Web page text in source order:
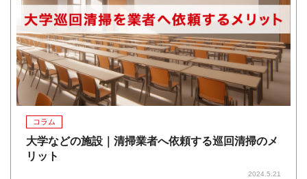
コラム
大学などの施設｜清掃業者へ依頼する巡回清掃のメ
リット
2024.5.21